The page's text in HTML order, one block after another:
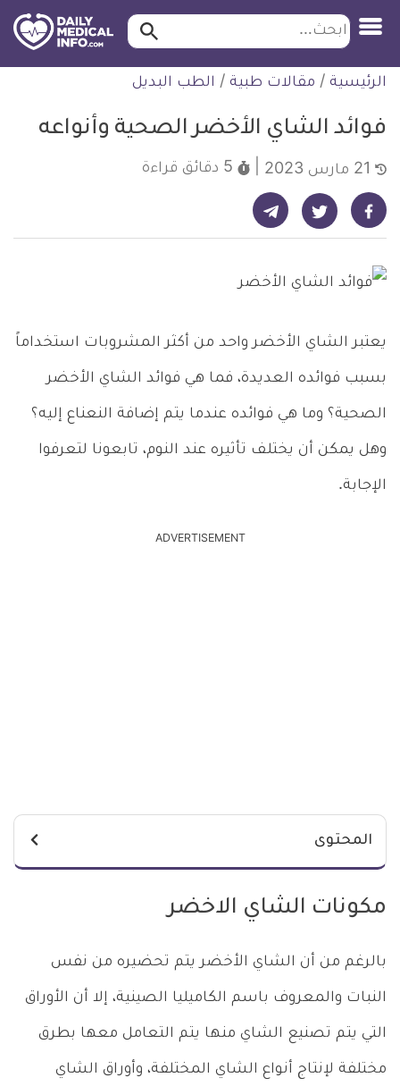
التخطي
للمحتوى
ابحث ابحث…
الرئيسية / مقالات طبية / الطب البديل
فوائد الشاي الأخضر الصحية وأنواعه
5 دقائق قراءة
شارك على فيسبوك - ديلي ميديكال انفو شارك على تويتر - ديلي ميديكال انفو شارك على تيليجرام - ديلي ميديكال انفو
يعتبر الشاي الأخضر واحد من أكثر المشروبات استخداماً
بسبب فوائده العديدة، فما هي فوائد الشاي الأخضر
الصحية؟ وما هي فوائده عندما يتم إضافة النعناع إليه؟
وهل يمكن أن يختلف تأثيره عند النوم، تابعونا لتعرفوا
الإجابة.
ADVERTISEMENT
المحتوى
مكونات الشاي الاخضر
بالرغم من أن الشاي الأخضر يتم تحضيره من نفس
النبات والمعروف باسم الكاميليا الصينية، إلا أن الأوراق
التي يتم تصنيع الشاي منها يتم التعامل معها بطرق
مختلفة لإنتاج أنواع الشاي المختلفة، وأوراق الشاي